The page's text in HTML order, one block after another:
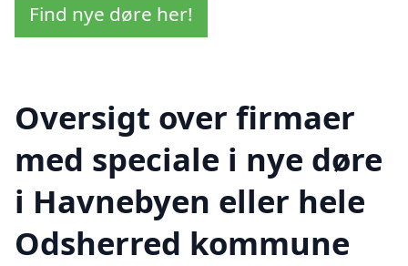
Find nye døre her!
Oversigt over firmaer
med speciale i nye døre
i Havnebyen eller hele
Odsherred kommune